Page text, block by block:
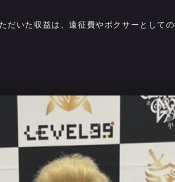
だいた収益は、遠征費やボクサーとして